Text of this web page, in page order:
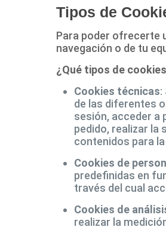
Tipos de
Para poder ofrecerte
navegación o de tu
¿Qué tipos de
Cookies técnicas:
de las diferentes
sesión, acceder a
pedido, realizar la
contenidos para
Cookies de
predefinidas en
través del cual
Cookies de
realizar la